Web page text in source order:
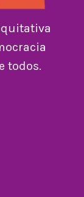
todos.